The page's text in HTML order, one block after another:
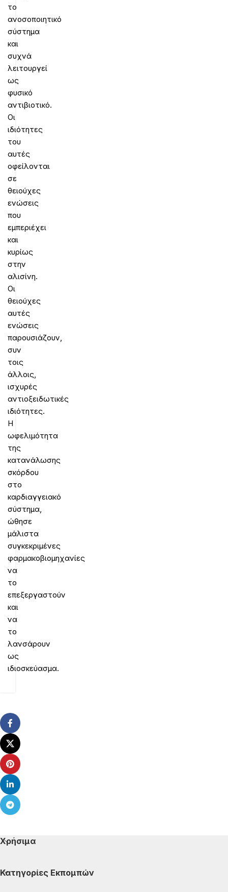
το
ανοσοποιητικό
σύστημα
και
συχνά
λειτουργεί
ως
φυσικό
αντιβιοτικό.
Οι
ιδιότητες
του
αυτές
οφείλονται
σε
θειούχες
ενώσεις
που
εμπεριέχει
και
κυρίως
στην
αλισίνη.
Οι
θειούχες
αυτές
ενώσεις
παρουσιάζουν,
συν
τοις
άλλοις,
ισχυρές
αντιοξειδωτικές
ιδιότητες.
Η
ωφελιμότητα
της
κατανάλωσης
σκόρδου
στο
καρδιαγγειακό
σύστημα,
ώθησε
μάλιστα
συγκεκριμένες
φαρμακοβιομηχανίες
να
το
επεξεργαστούν
και
να
το
λανσάρουν
ως
ιδιοσκεύασμα.
Χρήσιμα
Κατηγορίες Εκπομπών